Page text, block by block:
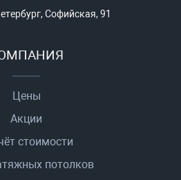
Софийская, 91
Цены
Акции
стоимости
потолков